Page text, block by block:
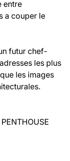
entre
a couper le
futur chef-
les plus
les images